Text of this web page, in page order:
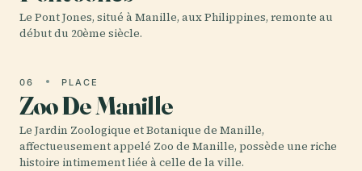
Le Pont Jones, situé à Manille, aux Philippines, remonte au
début du 20ème siècle.
06 PLACE
Zoo De Manille
Le Jardin Zoologique et Botanique de Manille,
affectueusement appelé Zoo de Manille, possède une riche
histoire intimement liée à celle de la ville.